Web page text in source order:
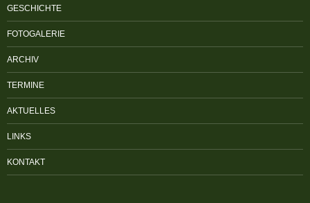
GESCHICHTE
FOTOGALERIE
ARCHIV
TERMINE
AKTUELLES
LINKS
KONTAKT